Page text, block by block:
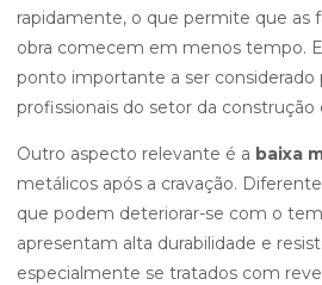
rapidamente, o que permite que as
obra comecem em menos tempo.
ponto importante a ser considerado
profissionais do setor da construção
Outro aspecto relevante é a baixa
metálicos após a cravação.
que podem deteriorar-se com o
apresentam alta durabilidade e
especialmente se tratados com